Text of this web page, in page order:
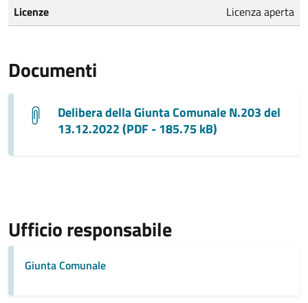
Licenze Licenza aperta
Documenti
Delibera della Giunta Comunale N.203 del
13.12.2022 (PDF - 185.75 kB)
Ufficio responsabile
Giunta Comunale